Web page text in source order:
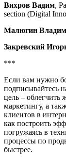
Вихров Вадим,
section (Digital
Малюгин
Закревский
***
Если вам нужно
подписывайтесь
цель – облегчить
маркетингу, а
клиентов в
как построить
погружаясь в
процессы по
быстрее.